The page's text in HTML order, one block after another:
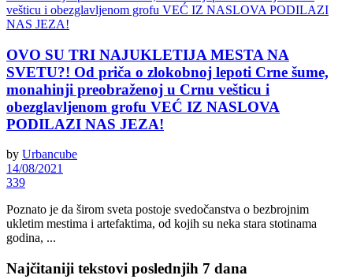
OVO SU TRI NAJUKLETIJA MESTA NA
SVETU?! Od priča o zlokobnoj lepoti Crne šume,
monahinji preobraženoj u Crnu vešticu i
obezglavljenom grofu VEĆ IZ NASLOVA
PODILAZI NAS JEZA!
by Urbancube
14/08/2021
339
Poznato je da širom sveta postoje svedočanstva o bezbrojnim
ukletim mestima i artefaktima, od kojih su neka stara stotinama
godina, ...
Najčitaniji tekstovi poslednjih 7 dana